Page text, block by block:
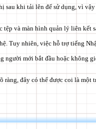
sau khi tải lên để sử dụng, vì vậy
và màn hình quản lý liên kết
Tuy nhiên, việc hỗ trợ tiếng
người mới bắt đầu hoặc không
ràng, đây có thể được coi là